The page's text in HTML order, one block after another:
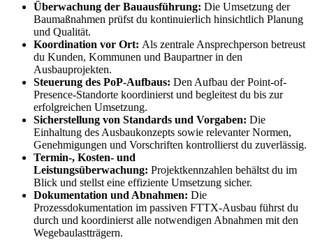
Überwachung der Bauausführung: Die Umsetzung der
Baumaßnahmen prüfst du kontinuierlich hinsichtlich Planung
und Qualität.
Koordination vor Ort: Als zentrale Ansprechperson betreust
du Kunden, Kommunen und Baupartner in den
Ausbauprojekten.
Steuerung des PoP-Aufbaus: Den Aufbau der Point-of-
Presence-Standorte koordinierst und begleitest du bis zur
erfolgreichen Umsetzung.
Sicherstellung von Standards und Vorgaben: Die
Einhaltung des Ausbaukonzepts sowie relevanter Normen,
Genehmigungen und Vorschriften kontrollierst du zuverlässig.
Termin-, Kosten- und
Leistungsüberwachung: Projektkennzahlen behältst du im
Blick und stellst eine effiziente Umsetzung sicher.
Dokumentation und Abnahmen: Die
Prozessdokumentation im passiven FTTX-Ausbau führst du
durch und koordinierst alle notwendigen Abnahmen mit den
Wegebaulastträgern.